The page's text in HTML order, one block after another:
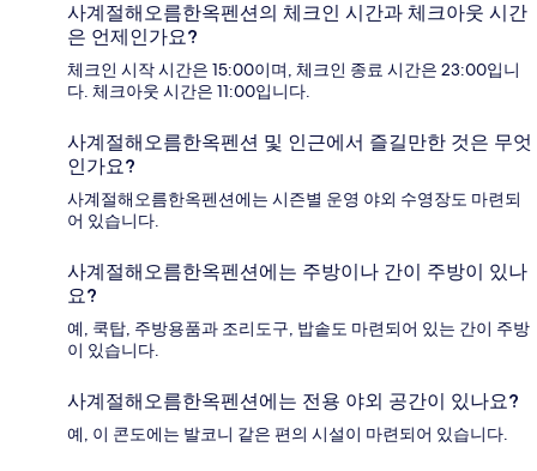
사계절해오름한옥펜션의 체크인 시간과 체크아웃 시간
은 언제인가요?
체크인 시작 시간은 15:00이며, 체크인 종료 시간은 23:00입니
다. 체크아웃 시간은 11:00입니다.
사계절해오름한옥펜션 및 인근에서 즐길만한 것은 무엇
인가요?
사계절해오름한옥펜션에는 시즌별 운영 야외 수영장도 마련되
어 있습니다.
사계절해오름한옥펜션에는 주방이나 간이 주방이 있나
요?
예, 쿡탑, 주방용품과 조리도구, 밥솥도 마련되어 있는 간이 주방
이 있습니다.
사계절해오름한옥펜션에는 전용 야외 공간이 있나요?
예, 이 콘도에는 발코니 같은 편의 시설이 마련되어 있습니다.